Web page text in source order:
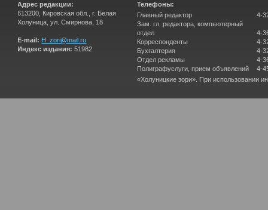
Адрес редакции:
613200, Кировская обл., г. Белая
Холуница, ул. Смирнова, 18
E-mail: H_zori@mail.ru
Индекс издания: 51982
Телефоны:
Главный редактор
Зам. гл. редактора, компьютерный
отдел
Корреспонденты
Бухгалтерия
Отдел рекламы
Полиграфуслуги, прием объявлений
4-
4-
4-
4-
4-
4-
«Холуницкие зори». При использовании